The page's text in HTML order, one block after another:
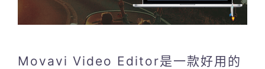
Movavi Video Editor是一款好用的